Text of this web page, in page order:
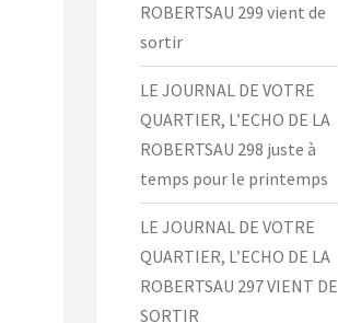
ROBERTSAU 299 vient de
sortir
LE JOURNAL DE VOTRE
QUARTIER, L’ECHO DE LA
ROBERTSAU 298 juste à
temps pour le printemps
LE JOURNAL DE VOTRE
QUARTIER, L’ECHO DE LA
ROBERTSAU 297 VIENT DE
SORTIR